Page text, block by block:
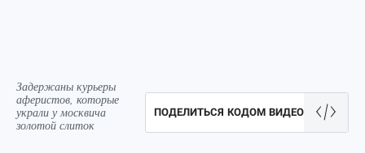
Задержаны курьеры
аферистов, которые
украли у москвича
золотой слиток
ПОДЕЛИТЬСЯ КОДОМ ВИДЕО